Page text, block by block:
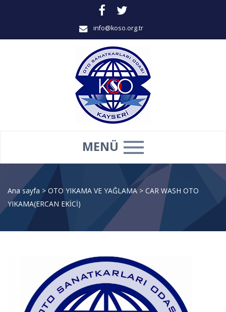
info@koso.org.tr
MENÜ
Ana sayfa > OTO YIKAMA VE YAĞLAMA > CAR WASH OTO
YIKAMA(ERCAN EKİCİ)